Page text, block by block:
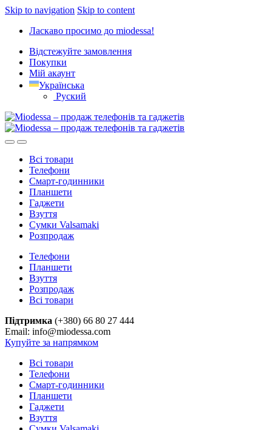
Skip to navigation Skip to content
Ласкаво просимо до miodessa!
Відстежуйте замовлення
Покупки
Мій акаунт
Українська
Руский
Всі товари
Телефони
Смарт-годинники
Планшети
Гаджети
Взуття
Сумки Valsamaki
Розпродаж
Телефони
Планшети
Взуття
Розпродаж
Всі товари
Підтримка (+380) 66 80 27 444
Email: info@miodessa.com
Купуйте за напрямком
Всі товари
Телефони
Смарт-годинники
Планшети
Гаджети
Взуття